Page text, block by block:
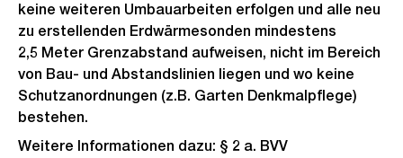
keine weiteren Umbauarbeiten erfolgen und alle neu
zu erstellenden Erdwärmesonden mindestens
2,5 Meter Grenzabstand aufweisen, nicht im Bereich
von Bau- und Abstandslinien liegen und wo keine
Schutzanordnungen (z.B. Garten Denkmalpflege)
bestehen.
Weitere Informationen dazu: § 2 a. BVV